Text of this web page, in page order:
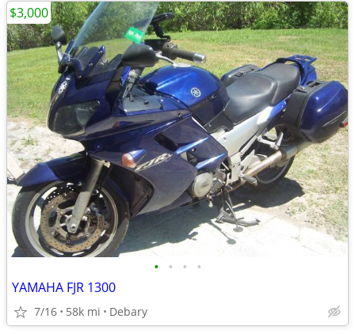
• • • •
YAMAHA FJR 1300
7/16 58k mi Debary
$3,000